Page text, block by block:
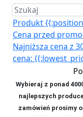
Produkt
Cena przed
Najniższa cena z
cena:
Wybieraj z ponad
najlepszych
zamówień prosimy